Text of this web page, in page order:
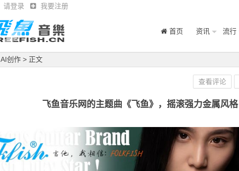
请登录 我要注册
首页 资讯 流行
AI创作 > 正文
飞鱼音乐网的主题曲《飞鱼》，摇滚强力金属风格
查看评论